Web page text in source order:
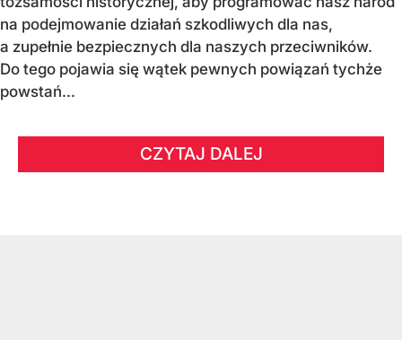
na podejmowanie działań szkodliwych dla nas,
a zupełnie bezpiecznych dla naszych przeciwników.
Do tego pojawia się wątek pewnych powiązań tychże
powstań...
CZYTAJ DALEJ